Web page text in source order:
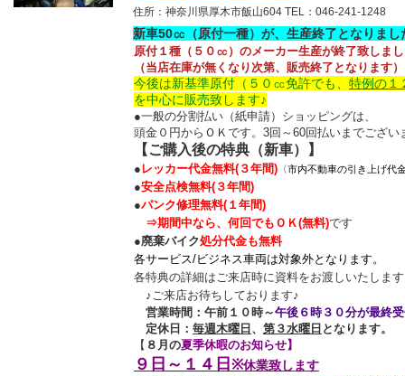
住所：神奈川県厚木市飯山604 TEL：046-241-1248
新車50㏄（原付一種）が、生産終了となりま
原付１種（５０㏄）のメーカー生産が終了致しま
（当店在庫が無くなり次第、販売終了となります）
今後は新基準原付（５０㏄免許でも、 特例の１
を中心に販売致します♪
●一般の分割払い（紙申請）ショッピングは、
頭金０円からＯＫです。3回～60回払いまでござい
【ご購入後の特典（新車）】
● レッカー代金無料(３年間) 〈市内不動車の引き上げ代
●安全点検無料(３年間)
●パンク修理無料(１年間)
⇒期間中なら、何回でもＯＫ(無料)です
●廃棄バイク処分代金も無料
各サービス/ビジネス車両は対象外となります。
各特典の詳細はご来店時に資料をお渡しいたしま
♪ご来店お待ちしております♪
営業時間：午前１０時～午後６時３０分が最終
定休日： 毎週木曜日 、 第３水曜日 となります。
【 ８月の夏季休暇のお知らせ】
９日～１４日 ※休業致します